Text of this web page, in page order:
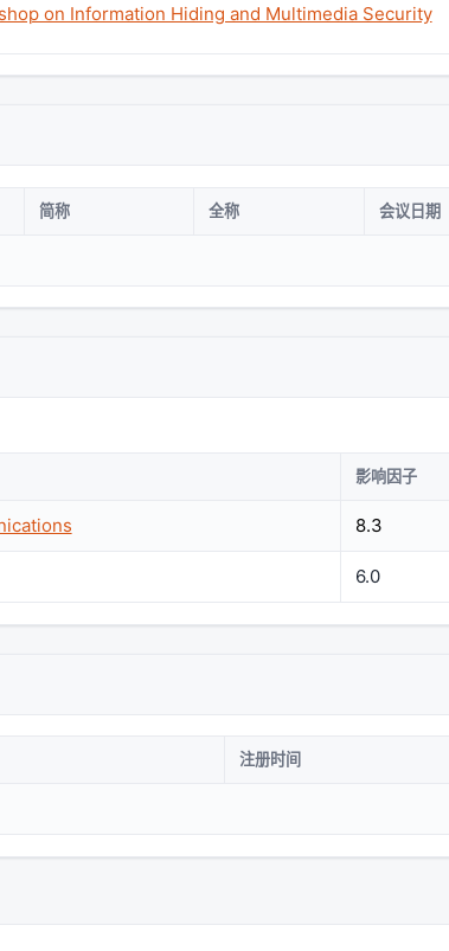
on Information Hiding and Multimedia Security
简称 全称 会议日期
影响因子
8.3
6.0
注册时间